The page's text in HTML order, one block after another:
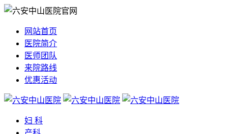
网站首页
医院简介
医师团队
来院路线
优惠活动
妇 科